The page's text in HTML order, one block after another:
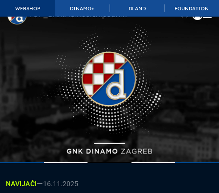
WEBSHOP DINAMO+ DLAND FOUNDATION
TOP_BAR.MembershipSuffix
NAVIJAČI—16.11.2025